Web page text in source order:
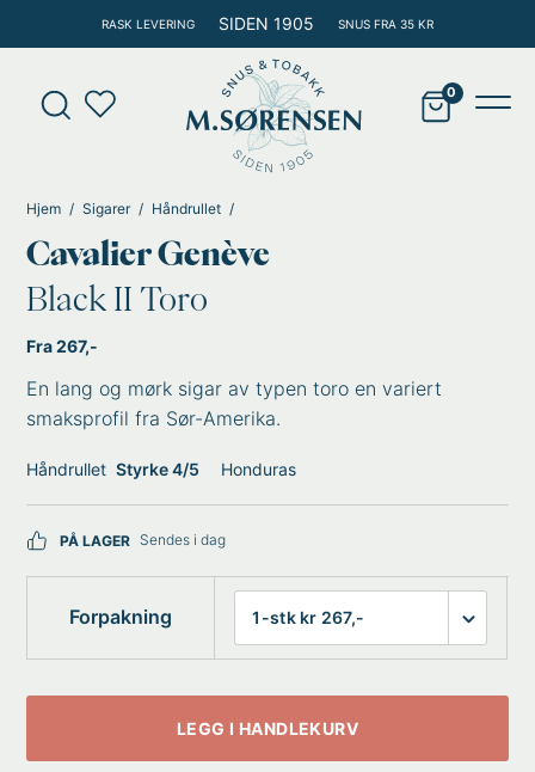
rett
innholdet
RASK LEVERING SIDEN 1905 SNUS FRA 35 KR
Products
search
Hjem Sigarer Håndrullet
Cavalier Genève
Black II Toro
Fra 267,-
En lang og mørk sigar av typen toro en variert
smaksprofil fra Sør-Amerika.
Håndrullet Styrke 4/5 Honduras
PÅ LAGER Sendes i dag
Forpakning
LEGG I HANDLEKURV